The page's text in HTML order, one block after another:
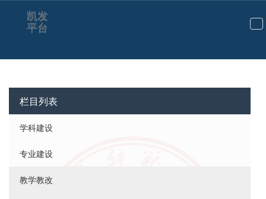
切
航
凯发
平台
栏目列表
学科建设
专业建设
教学教改